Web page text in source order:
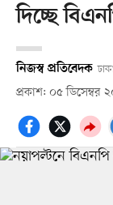
দিচ্ছে
নিজস্ব প্রতিবেদক
প্রকাশ: ০৫ ডিসেম্বর